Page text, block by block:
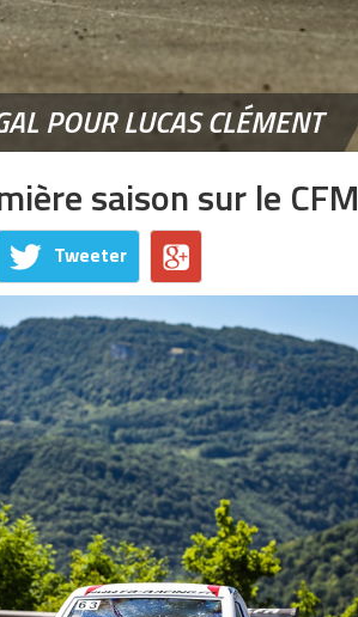
POUR LUCAS CLÉMENT
saison sur le CFM
Tweeter